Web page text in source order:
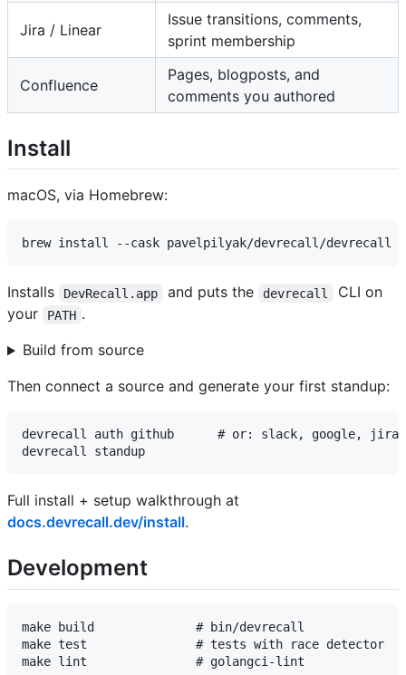
Jira / Linear
Issue transitions, comments,
sprint membership
Confluence
Pages, blogposts, and
comments you authored
Install
macOS, via Homebrew:
Installs DevRecall.app and puts the devrecall
CLI on
your
PATH .
Build from source
Then connect a source and generate your first standup:
devrecall auth github      # or: slack, google,
Full install + setup walkthrough at
docs.devrecall.dev/install.
Development
make build              # bin/devrecall
make test               # tests with race detector